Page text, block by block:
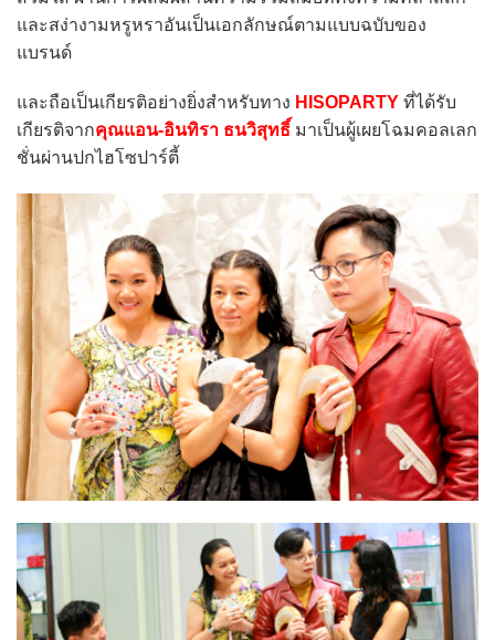
และสง่างามหรูหราอันเป็นเอกลักษณ์ตามแบบฉบับของ
แบรนด์
และถือเป็นเกียรติอย่างยิ่งสำหรับทาง HISOPARTY ที่ได้รับ
เกียรติจากคุณแอน-อินทิรา ธนวิสุทธิ์ มาเป็นผู้เผยโฉมคอลเลก
ชั่นผ่านปกไฮโซปาร์ตี้